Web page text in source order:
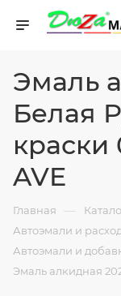
Эмаль
Белая
AVE
Главная —
Автоэмали и
Автоэмали и
Эмаль алкидная